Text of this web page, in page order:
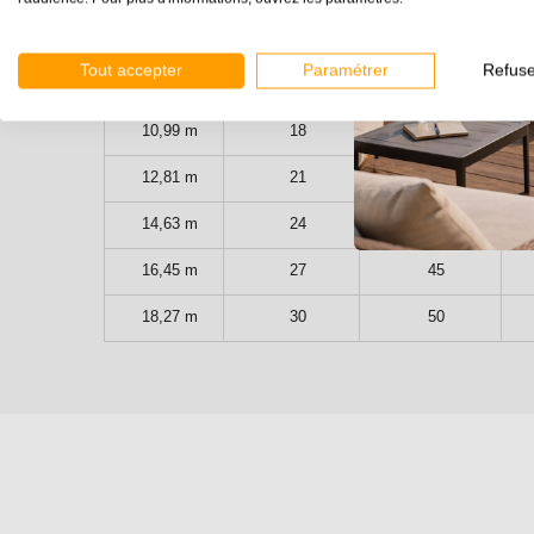
9,17 m 15 25
10,99 m 18 30
12,81 m 21 35
14,63 m 24 40
16,45 m 27 45
18,27 m 30 50
Tout accepter Paramétrer